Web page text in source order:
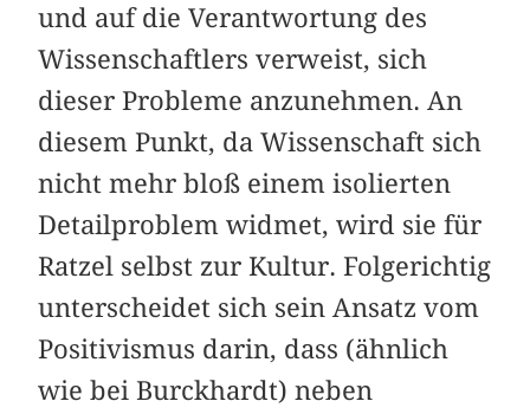
und auf die Verantwortung des
Wissenschaftlers verweist, sich
dieser Probleme anzunehmen. An
diesem Punkt, da Wissenschaft sich
nicht mehr bloß einem isolierten
Detailproblem widmet, wird sie für
Ratzel selbst zur Kultur. Folgerichtig
unterscheidet sich sein Ansatz vom
Positivismus darin, dass (ähnlich
wie bei Burckhardt) neben